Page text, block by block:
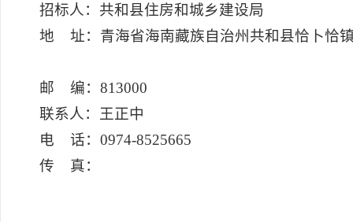
招标人：共和县住房和城乡建设局
地 址：青海省海南藏族自治州共和县恰卜恰
邮 编：813000
联系人：王正中
电 话：0974-8525665
传 真：